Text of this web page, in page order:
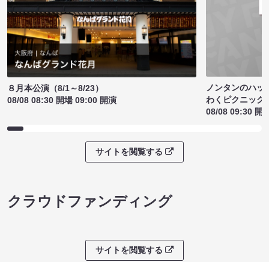
８月本公演（8/1～8/23）
08/08 08:30 開場 09:00 開演
ノンタンのハッ
わくピクニック
08/08 09:30 開
サイトを閲覧する
クラウドファンディング
サイトを閲覧する